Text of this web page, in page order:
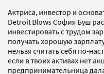
Актриса, инвестор и
Detroit Blows София Буш
инвестировать с трудом
получать хорошую
нельзя считать себя по-
если в твоих активах нет
предпринимательница